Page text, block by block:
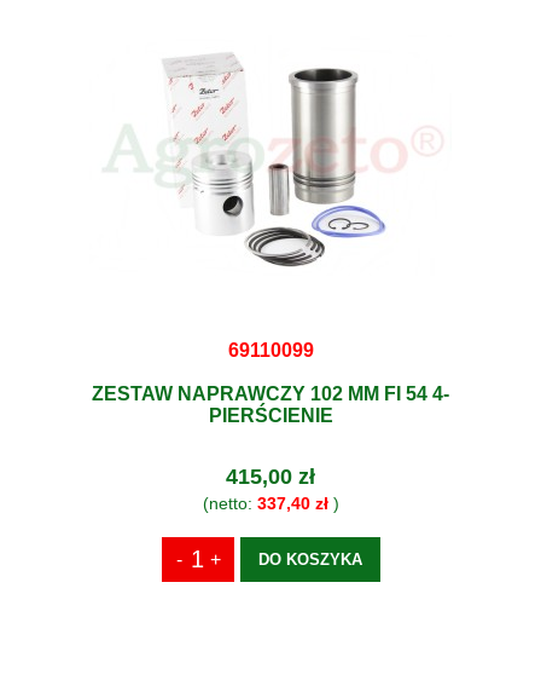
69110099
ZESTAW NAPRAWCZY 102 MM FI 54 4-
PIERŚCIENIE
415,00 zł
(netto: 337,40 zł)
DO KOSZYKA